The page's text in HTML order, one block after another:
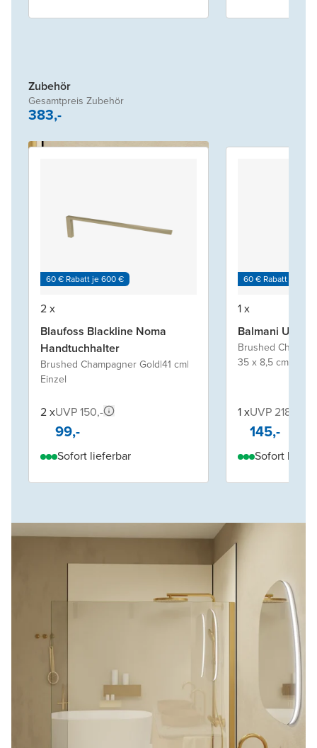
Zubehör
Gesamtpreis Zubehör
383,-
60 € Rabatt je 600 €
2 x
Blaufoss Blackline Noma
Handtuchhalter
Brushed Champagner Gold|41 cm|
Einzel
2 xUVP 150,-
99,-
Sofort lieferbar
60 € Rabatt je 600
1 x
Balmani Uma
Brushed
35 x 8,5 cm
1 xUVP 218,-
145,-
Sofort